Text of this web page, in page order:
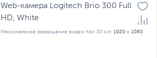
Web-камера Logitech Brio 300 Full
HD, White
Максимальное разрешение видео при 30 к/с: 1920 x 1080